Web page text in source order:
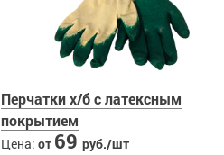
Перчатки х/б с латексным
покрытием
Цена: от 69 руб./шт